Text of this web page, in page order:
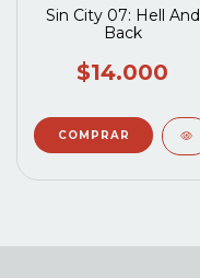
Sin City 07: Hell And
Back
$14.000